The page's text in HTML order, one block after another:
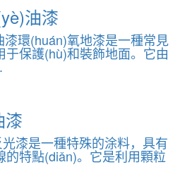
油漆
環(huán)氧地漆是一種常見
于保護(hù)和裝飾地面。它由
漆
漆是一種特殊的涂料，具有
的特點(diǎn)。它是利用顆粒